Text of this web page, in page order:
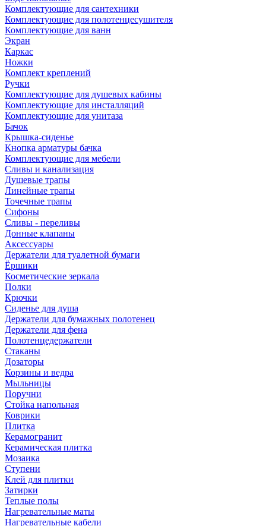
Комплектующие для сантехники
Комплектующие для полотенцесушителя
Комплектующие для ванн
Экран
Каркас
Ножки
Комплект креплений
Ручки
Комплектующие для душевых кабины
Комплектующие для инсталляций
Комплектующие для унитаза
Бачок
Крышка-сиденье
Кнопка арматуры бачка
Комплектующие для мебели
Сливы и канализация
Душевые трапы
Линейные трапы
Точечные трапы
Сифоны
Сливы - переливы
Донные клапаны
Аксессуары
Держатели для туалетной бумаги
Ёршики
Косметические зеркала
Полки
Крючки
Сиденье для душа
Держатели для бумажных полотенец
Держатели для фена
Полотенцедержатели
Стаканы
Дозаторы
Корзины и ведра
Мыльницы
Поручни
Стойка напольная
Коврики
Плитка
Керамогранит
Керамическая плитка
Мозаика
Ступени
Клей для плитки
Затирки
Теплые полы
Нагревательные маты
Нагревательные кабели